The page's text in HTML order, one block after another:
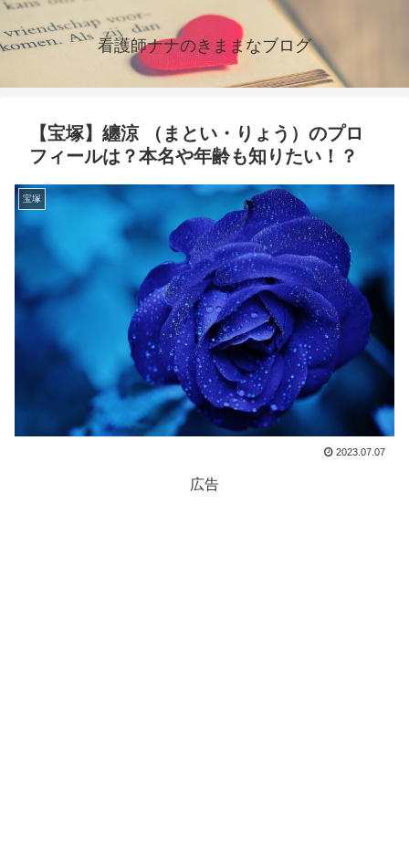
看護師ナナのきままなブログ
【宝塚】纏涼 （まとい・りょう）のプロ
フィールは？本名や年齢も知りたい！？
宝塚
2023.07.07
広告